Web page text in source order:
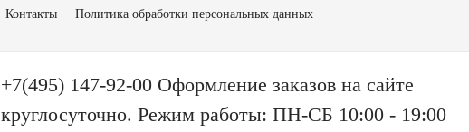
Контакты
Политика обработки персональных данных
+7(495) 147-92-00 Оформление заказов на сайте
круглосуточно. Режим работы: ПН-СБ 10:00 - 19:00